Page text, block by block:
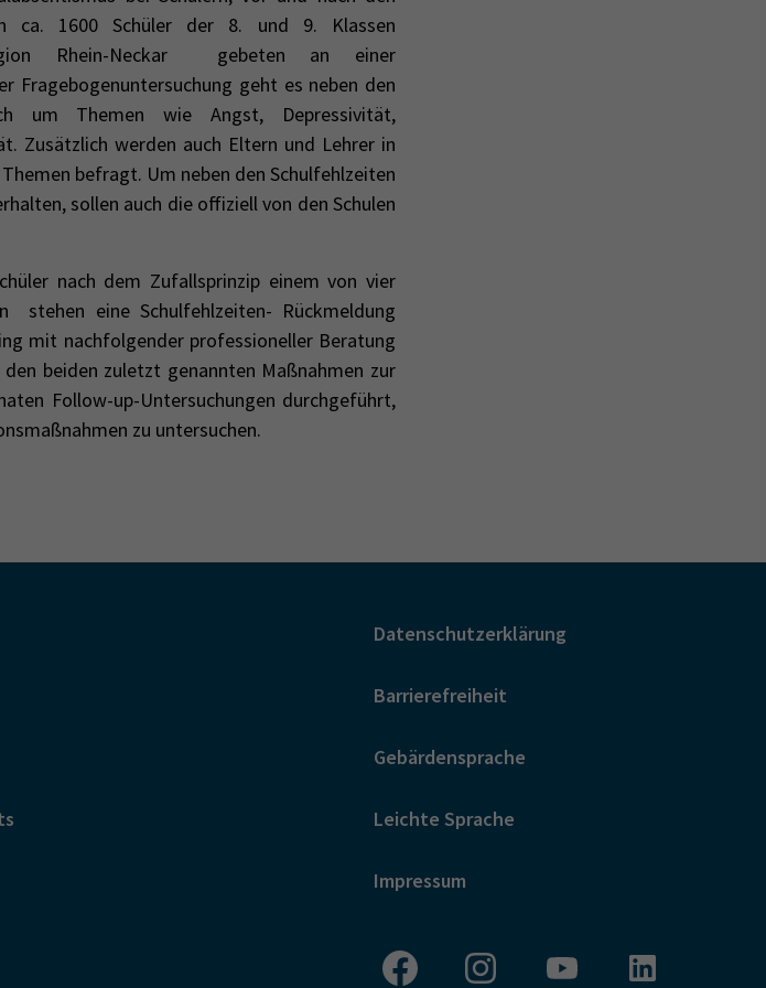
ca. 1600 Schüler der 8. und 9. Klassen
Rhein-Neckar
gebeten an einer
Fragebogenuntersuchung geht es neben den
um Themen wie Angst, Depressivität,
Zusätzlich werden auch Eltern und Lehrer in
befragt. Um neben den Schulfehlzeiten
sollen auch die offiziell von den Schulen
nach dem Zufallsprinzip einem von vier
stehen eine Schulfehlzeiten- Rückmeldung
mit nachfolgender professioneller Beratung
beiden zuletzt genannten Maßnahmen zur
Follow-up-Untersuchungen durchgeführt,
zu untersuchen.
Datenschutzerklärung
Barrierefreiheit
Gebärdensprache
Leichte Sprache
Impressum